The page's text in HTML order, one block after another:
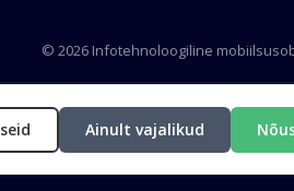
© 2026 Infotehnoloogiline
projektist (TARISTU24-TK18).
Ainult vajalikud